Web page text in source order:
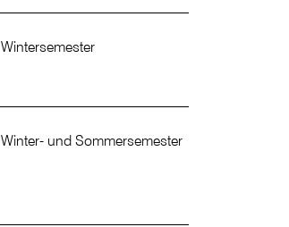
Wintersemester
Winter- und Sommersemester